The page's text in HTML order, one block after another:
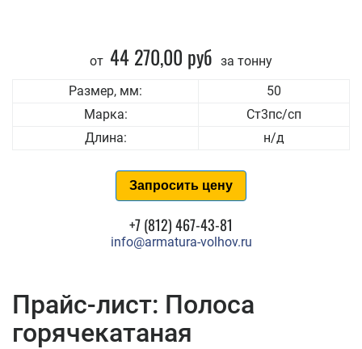
от 44 270,00 руб за тонну
Размер, мм:
50
Марка:
Ст3пс/сп
Длина:
н/д
Запросить цену
+7 (812) 467-43-81
info@armatura-volhov.ru
Прайс-лист: Полоса
горячекатаная